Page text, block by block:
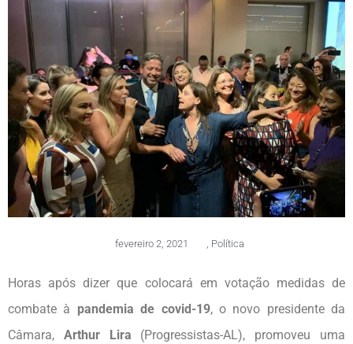
fevereiro 2, 2021 Política
Horas após dizer que colocará em votação medidas de
combate à pandemia de covid-19, o novo presidente da
Câmara, Arthur Lira (Progressistas-AL), promoveu uma